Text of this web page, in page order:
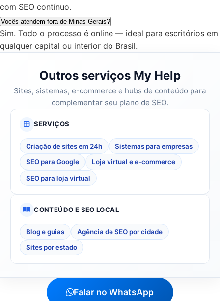
com SEO contínuo.
Vocês atendem fora de Minas Gerais?
Sim. Todo o processo é online — ideal para escritórios em
qualquer capital ou interior do Brasil.
Outros serviços My Help
Sites, sistemas, e-commerce e hubs de conteúdo para
complementar seu plano de SEO.
SERVIÇOS
Criação de sites em 24h Sistemas para empresas
SEO para Google Loja virtual e e-commerce
SEO para loja virtual
CONTEÚDO E SEO LOCAL
Blog e guias Agência de SEO por cidade
Sites por estado
Falar no WhatsApp